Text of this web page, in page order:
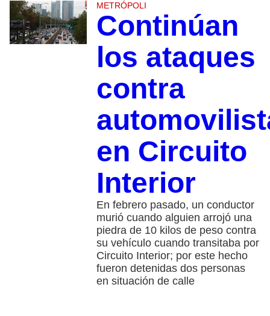
METRÓPOLI
Continúan
los ataques
contra
en Circuito
Interior
En febrero pasado, un conductor
murió cuando alguien arrojó una
piedra de 10 kilos de peso contra
su vehículo cuando transitaba por
Circuito Interior; por este hecho
fueron detenidas dos personas
en situación de calle